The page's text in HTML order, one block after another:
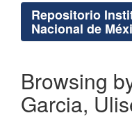
Repositorio
Nacional de
Browsing
Garcia,